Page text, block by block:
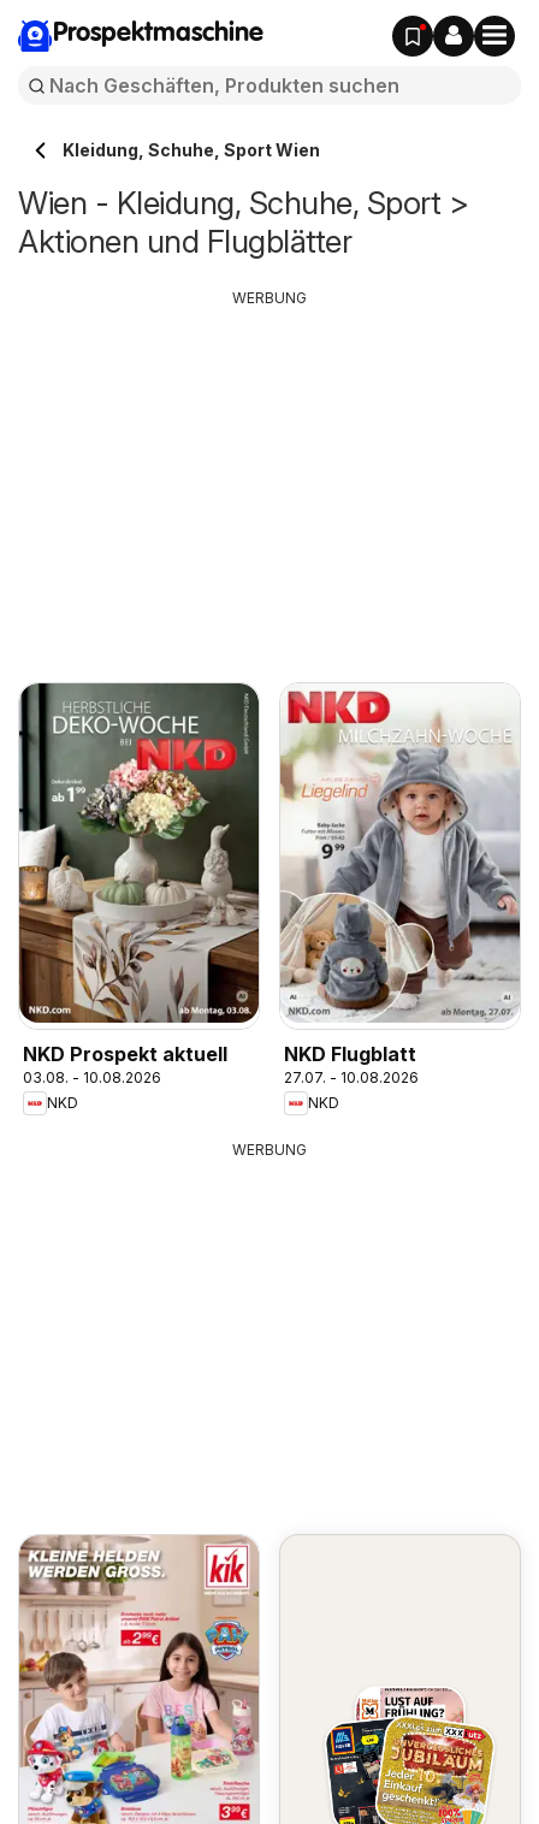
Prospektmaschine
Kleidung, Schuhe, Sport Wien
Wien - Kleidung, Schuhe, Sport >
Aktionen und Flugblätter
NKD Prospekt aktuell
03.08. - 10.08.2026
NKD
NKD Flugblatt
27.07. - 10.08.2026
NKD
WERBUNG
WERBUNG